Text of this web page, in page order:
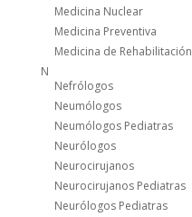
Medicina Nuclear
Medicina Preventiva
Medicina de Rehabilitación
N
Nefrólogos
Neumólogos
Neumólogos Pediatras
Neurólogos
Neurocirujanos
Neurocirujanos Pediatras
Neurólogos Pediatras